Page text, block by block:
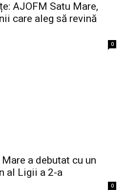
AJOFM Satu Mare,
care aleg să revină
0
a debutat cu un
al Ligii a 2-a
0